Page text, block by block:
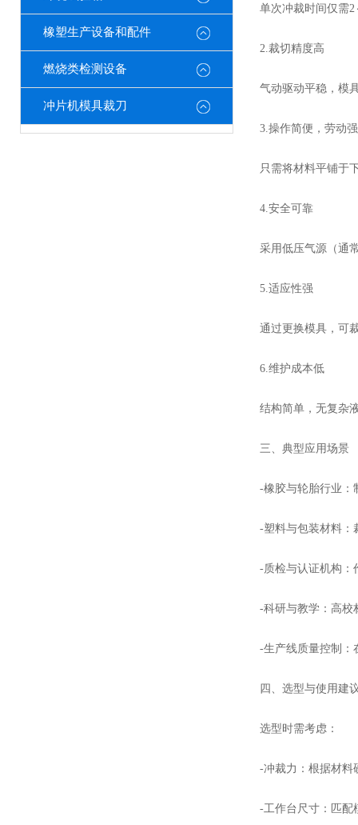
橡塑生产设备和配件
燃烧类检测设备
冲片机模具裁刀
单次冲裁时间仅需
2.裁切精度高
气动驱动平稳，模
3.操作简便，劳动
只需将材料平铺于
4.安全可靠
采用低压气源（通
5.适应性强
通过更换模具，可
6.维护成本低
结构简单，无复杂
三、典型应用场景
-橡胶与轮胎行业：
-塑料与包装材料：
-质检与认证机构：
-科研与教学：高校
-生产线质量控制：
四、选型与使用建
选型时需考虑：
-冲裁力：根据材料
-工作台尺寸：匹配